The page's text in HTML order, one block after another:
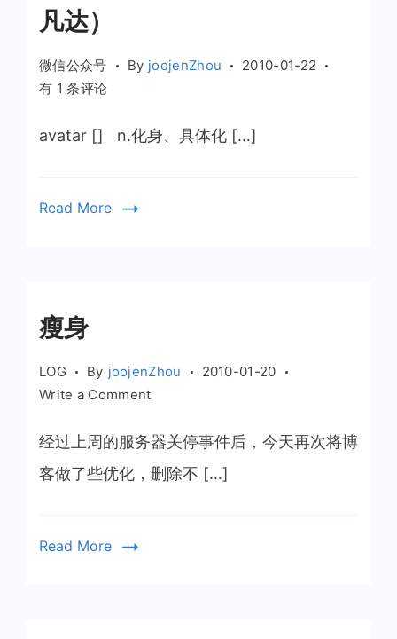
凡达）
微信公众号 By joojenZhou
2010-01-22
单
学
影：
有 1 条评论
avatar [] n.化身、具体化 […]
Read More
瘦身
LOG By joojenZhou
2010-01-20
Write a Commenton
身
经过上周的服务器关停事件后，今天再次将博
客做了些优化，删除不 […]
Read More